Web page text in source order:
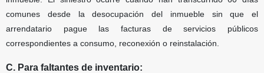
comunes desde la desocupación del inmueble sin que el
arrendatario pague las facturas de servicios públicos
correspondientes a consumo, reconexión o reinstalación.
C. Para faltantes de inventario: